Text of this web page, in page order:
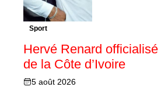
Sport
Hervé Renard
de la Côte d’Ivoire
5 août 2026